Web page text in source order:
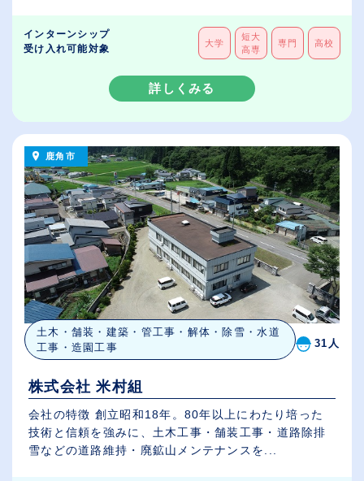
インターンシップ
受け入れ可能対象
大学
短大
高専
専門 高校
詳しくみる
鹿角市
土木・舗装・建築・管工事・解体・除雪・水道
工事・造園工事
31人
株式会社 米村組
会社の特徴 創立昭和18年。80年以上にわたり培った
技術と信頼を強みに、土木工事・舗装工事・道路除排
雪などの道路維持・廃鉱山メンテナンスを...